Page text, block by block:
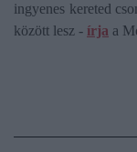
ingyenes kereted
között lesz - írja a